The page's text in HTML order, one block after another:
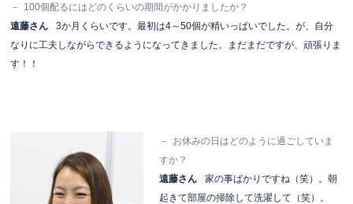
－
100個配るにはどのくらいの期間がかかりましたか？
遠藤さん
3か月くらいです。最初は4～50個が精いっぱいでした。が、自分
なりに工夫しながらできるようになってきました。まだまだですが、頑張りま
す！！
－
お休みの日はどのように過ごしていま
すか？
遠藤さん
家の事ばかりですね（笑）。朝
起きて部屋の掃除して洗濯して（笑）。